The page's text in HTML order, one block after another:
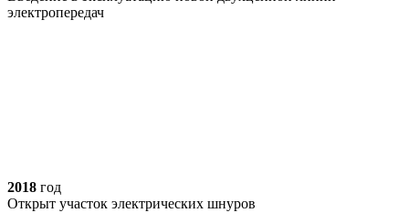
электропередач
2018 год
Открыт участок электрических шнуров